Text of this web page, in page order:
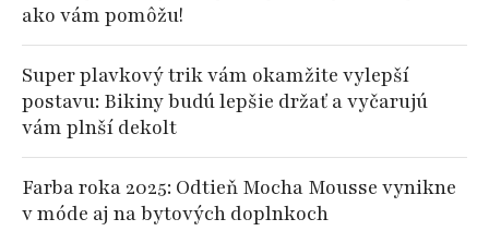
ako vám pomôžu!
Super plavkový trik vám okamžite vylepší
postavu: Bikiny budú lepšie držať a vyčarujú
vám plnší dekolt
Farba roka 2025: Odtieň Mocha Mousse vynikne
v móde aj na bytových doplnkoch